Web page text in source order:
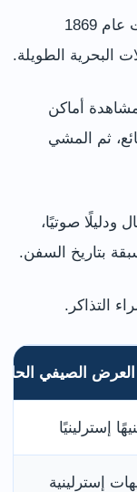
كاتي سارك سفينة شراعية تاريخية أطلقت عام 1869
البحرية الطويلة.
أماكن
ثم المشي
ودليلًا صوتيًا،
بتاريخ السفن.
التذاكر.
الصيفي